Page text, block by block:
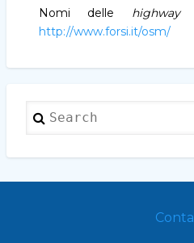
Nomi delle highway
http://www.forsi.it/osm/
Search